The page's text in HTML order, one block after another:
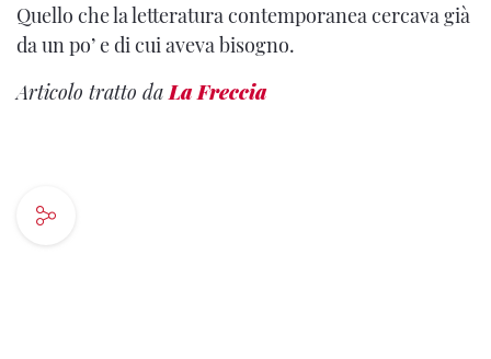
Quello che la letteratura contemporanea cercava già
da un po’ e di cui aveva bisogno.
Articolo tratto daLa Freccia